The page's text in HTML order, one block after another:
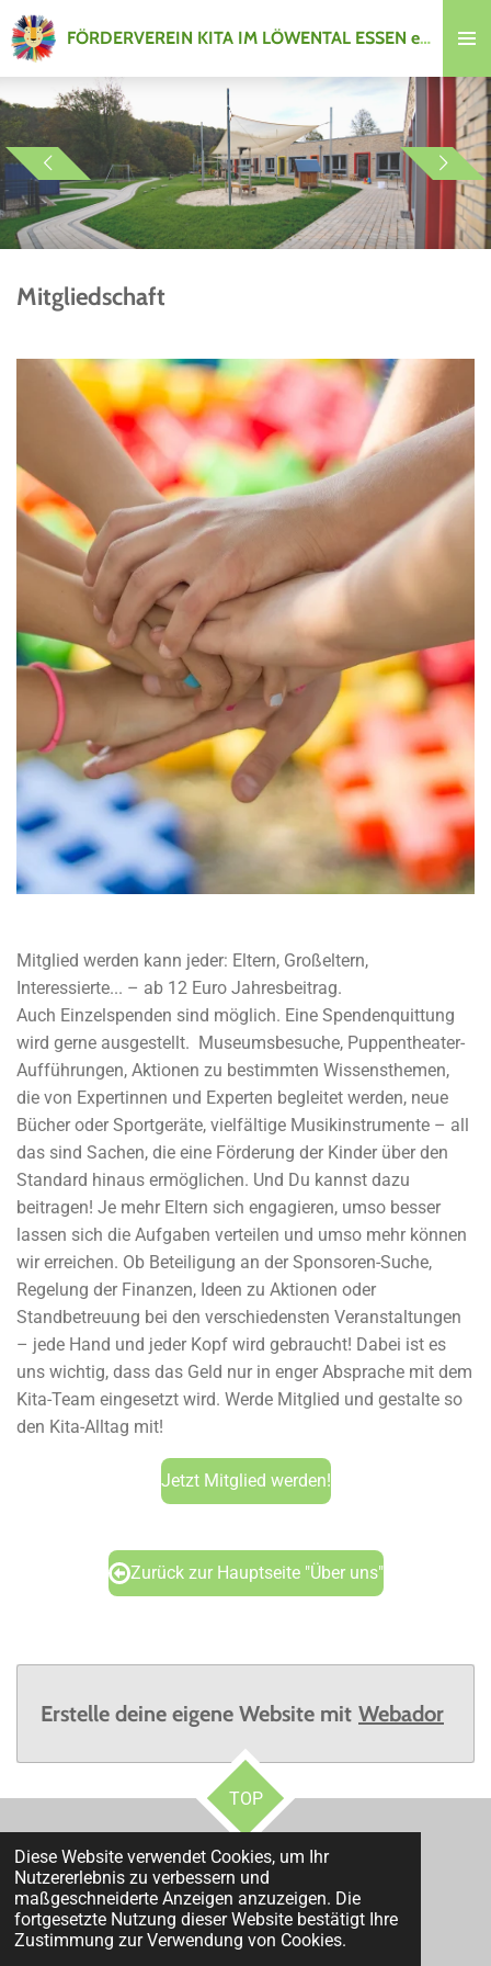
Diese Website verwendet Cookies, um Ihr
Nutzererlebnis zu verbessern und
maßgeschneiderte Anzeigen anzuzeigen. Die
fortgesetzte Nutzung dieser Website bestätigt Ihre
Zustimmung zur Verwendung von Cookies.
Zum
Hauptinhalt
springen
FÖRDERVEREIN KITA IM LÖWENTAL ESSEN e.V.
Mitgliedschaft
Mitglied werden kann jeder: Eltern, Großeltern,
Interessierte... – ab 12 Euro Jahresbeitrag.
Auch Einzelspenden sind möglich. Eine Spendenquittung
wird gerne ausgestellt. Museumsbesuche, Puppentheater-
Aufführungen, Aktionen zu bestimmten Wissensthemen,
die von Expertinnen und Experten begleitet werden, neue
Bücher oder Sportgeräte, vielfältige Musikinstrumente – all
das sind Sachen, die eine Förderung der Kinder über den
Standard hinaus ermöglichen. Und Du kannst dazu
beitragen! Je mehr Eltern sich engagieren, umso besser
lassen sich die Aufgaben verteilen und umso mehr können
wir erreichen. Ob Beteiligung an der Sponsoren-Suche,
Regelung der Finanzen, Ideen zu Aktionen oder
Standbetreuung bei den verschiedensten Veranstaltungen
– jede Hand und jeder Kopf wird gebraucht! Dabei ist es
uns wichtig, dass das Geld nur in enger Absprache mit dem
Kita-Team eingesetzt wird. Werde Mitglied und gestalte so
den Kita-Alltag mit!
Jetzt Mitglied werden!
Zurück zur Hauptseite "Über uns"
Erstelle deine eigene Website mit Webador
TOP
Impressum, OS & Datenschutz
© 2023 - 2026 FÖRDERVEREIN KITA IM LÖWENTAL